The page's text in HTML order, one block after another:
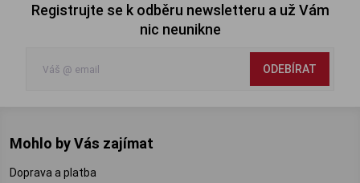
Registrujte se k odběru newsletteru a už Vám
nic neunikne
ODEBÍRAT
Mohlo by Vás zajímat
Doprava a platba